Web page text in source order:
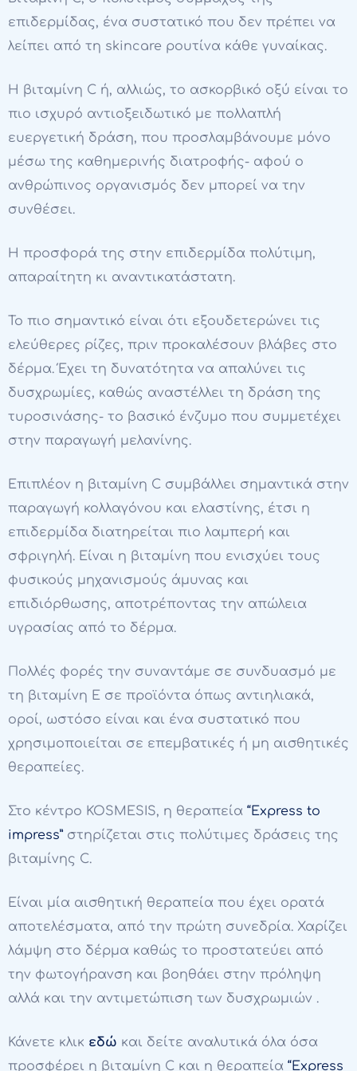
επιδερμίδας, ένα συστατικό που δεν πρέπει να
λείπει από τη skincare ρουτίνα κάθε γυναίκας.
Η βιταμίνη C ή, αλλιώς, το ασκορβικό οξύ είναι το
πιο ισχυρό αντιοξειδωτικό με πολλαπλή
ευεργετική δράση, που προσλαμβάνουμε μόνο
μέσω της καθημερινής διατροφής- αφού ο
ανθρώπινος οργανισμός δεν μπορεί να την
συνθέσει.
Η προσφορά της στην επιδερμίδα πολύτιμη,
απαραίτητη κι αναντικατάστατη.
Το πιο σημαντικό είναι ότι εξουδετερώνει τις
ελεύθερες ρίζες, πριν προκαλέσουν βλάβες στο
δέρμα. Έχει τη δυνατότητα να απαλύνει τις
δυσχρωμίες, καθώς αναστέλλει τη δράση της
τυροσινάσης- το βασικό ένζυμο που συμμετέχει
στην παραγωγή μελανίνης.
Επιπλέον η βιταμίνη C συμβάλλει σημαντικά στην
παραγωγή κολλαγόνου και ελαστίνης, έτσι η
επιδερμίδα διατηρείται πιο λαμπερή και
σφριγηλή. Είναι η βιταμίνη που ενισχύει τους
φυσικούς μηχανισμούς άμυνας και
επιδιόρθωσης, αποτρέποντας την απώλεια
υγρασίας από το δέρμα.
Πολλές φορές την συναντάμε σε συνδυασμό με
τη βιταμίνη Ε σε προϊόντα όπως αντιηλιακά,
οροί, ωστόσο είναι και ένα συστατικό που
χρησιμοποιείται σε επεμβατικές ή μη αισθητικές
θεραπείες.
Στο κέντρο KOSMESIS, η θεραπεία “Express to
impress” στηρίζεται στις πολύτιμες δράσεις της
βιταμίνης C.
Είναι μία αισθητική θεραπεία που έχει ορατά
αποτελέσματα, από την πρώτη συνεδρία. Χαρίζει
λάμψη στο δέρμα καθώς το προστατεύει από
την φωτογήρανση και βοηθάει στην πρόληψη
αλλά και την αντιμετώπιση των δυσχρωμιών .
Κάνετε κλικ εδώ και δείτε αναλυτικά όλα όσα
προσφέρει η βιταμίνη C και η θεραπεία “Express